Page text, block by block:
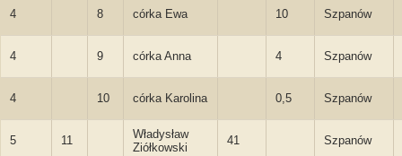
4 8 córka Ewa 10 Szpanów
4 9 córka Anna 4 Szpanów
4 10 córka Karolina 0,5 Szpanów
5 11
Władysław
Ziółkowski
41 Szpanów